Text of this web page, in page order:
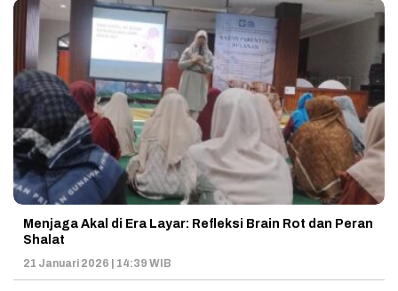
Menjaga Akal di Era Layar: Refleksi Brain Rot dan Peran
Shalat
21 Januari 2026 | 14:39 WIB